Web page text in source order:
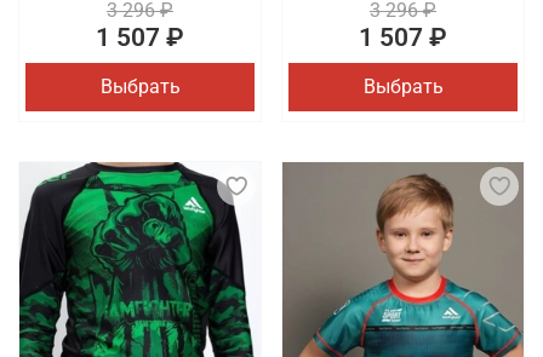
3 296 ₽
1 507 ₽
Выбрать
3 296 ₽
1 507 ₽
Выбрать